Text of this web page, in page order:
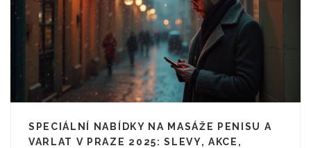
SPECIÁLNÍ NABÍDKY NA MASÁŽE PENISU A
VARLAT V PRAZE 2025: SLEVY, AKCE,